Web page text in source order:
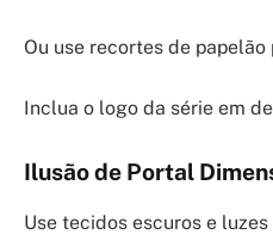
Ou use recortes de
Inclua o logo da série em
Ilusão de Portal
Use tecidos escuros e